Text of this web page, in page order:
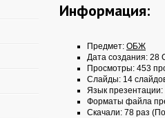
Информация:
Предмет: ОБЖ
Дата создания: 28
Просмотры: 453
Слайды: 14
Язык презентации:
Форматы файла
Скачали: 78 раз